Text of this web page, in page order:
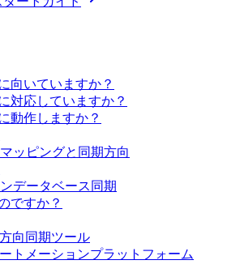
向いていますか？
対応していますか？
動作しますか？
ッピングと同期方向
データベース同期
ですか？
向同期ツール
ートメーションプラットフォーム